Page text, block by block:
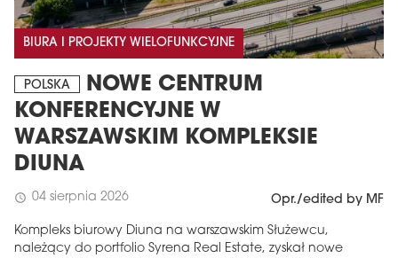
BIURA I PROJEKTY WIELOFUNKCYJNE
POLSKA
NOWE CENTRUM
KONFERENCYJNE W
WARSZAWSKIM KOMPLEKSIE
DIUNA
schedule 04 sierpnia 2026 Opr./edited by MF
Kompleks biurowy Diuna na warszawskim Służewcu,
należący do portfolio Syrena Real Estate, zyskał nowe